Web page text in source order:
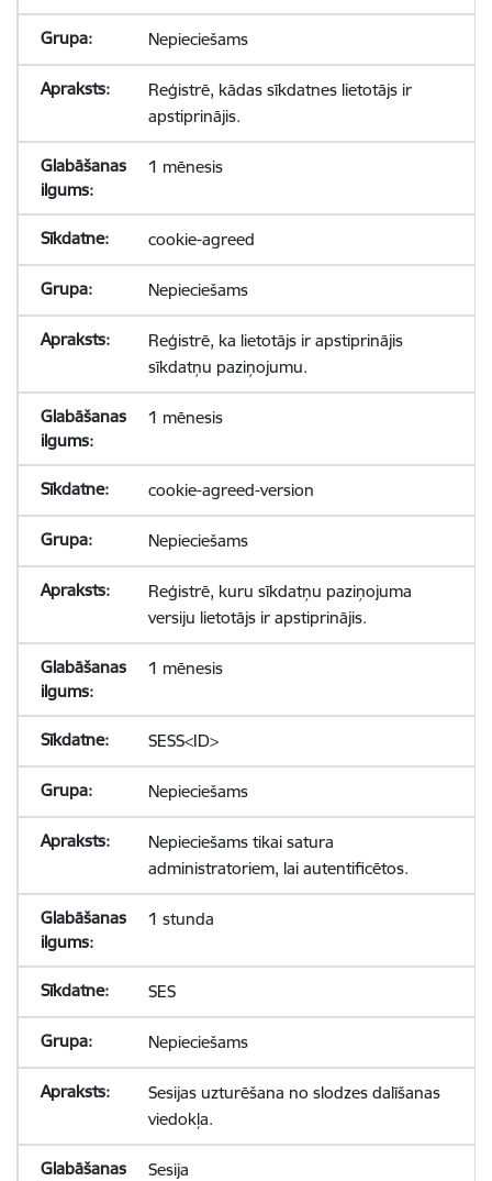
Nepieciešams
Reģistrē, kādas sīkdatnes lietotājs ir
apstiprinājis.
1 mēnesis
cookie-agreed
Nepieciešams
Reģistrē, ka lietotājs ir apstiprinājis
sīkdatņu paziņojumu.
1 mēnesis
cookie-agreed-version
Nepieciešams
Reģistrē, kuru sīkdatņu paziņojuma
versiju lietotājs ir apstiprinājis.
1 mēnesis
SESS<ID>
Nepieciešams
Nepieciešams tikai satura
administratoriem, lai autentificētos.
1 stunda
SES
Nepieciešams
Sesijas uzturēšana no slodzes dalīšanas
viedokļa.
Sesija